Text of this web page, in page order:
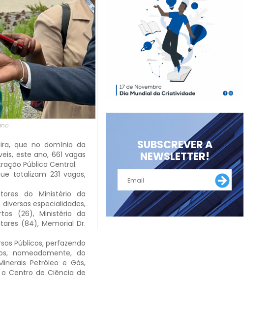
que no domínio da
este ano, 661 vagas
Pública Central.
totalizam 231 vagas,
do Ministério da
especialidades,
(26), Ministério da
(84), Memorial Dr.
Públicos, perfazendo
nomeadamente, do
Petróleo e Gás,
Centro de Ciência de
SUBSCREVER A
NEWSLETTER!